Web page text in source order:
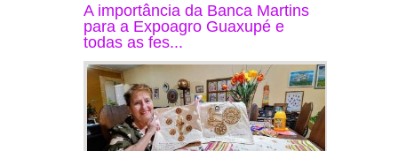
A importância da Banca Martins
para a Expoagro Guaxupé e
todas as fes...